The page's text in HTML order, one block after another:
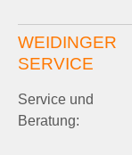
WEIDINGER
SERVICE
Service und
Beratung: